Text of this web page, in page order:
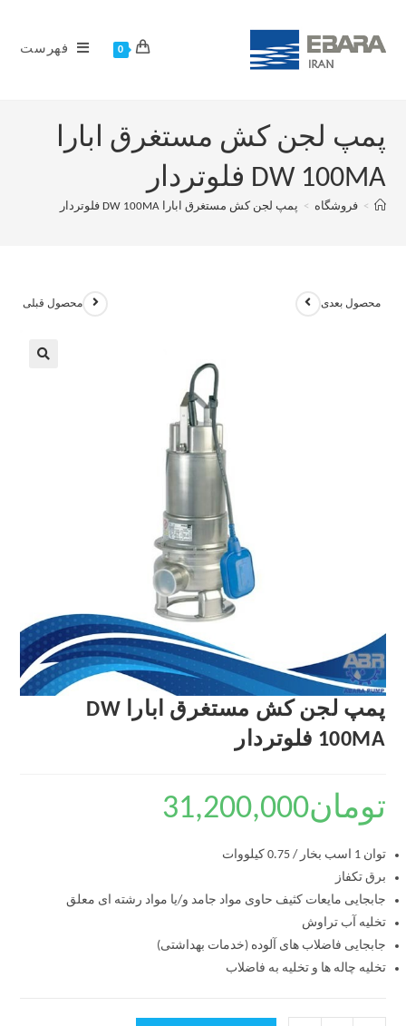
0 فهرست
پمپ لجن کش مستغرق ابارا
DW 100MA فلوتردار
> فروشگاه > پمپ لجن کش مستغرق ابارا DW 100MA فلوتردار
محصول قبلی محصول بعدی
پمپ لجن کش مستغرق ابارا DW
100MA فلوتردار
تومان31,200,000
توان 1 اسب بخار / 0.75 کیلووات
برق تکفاز
جابجایی مایعات کثیف حاوی مواد جامد و/یا مواد رشته ای معلق
تخلیه آب تراوش
جابجایی فاضلاب های آلوده (خدمات بهداشتی)
تخلیه چاله ها و تخلیه به فاضلاب